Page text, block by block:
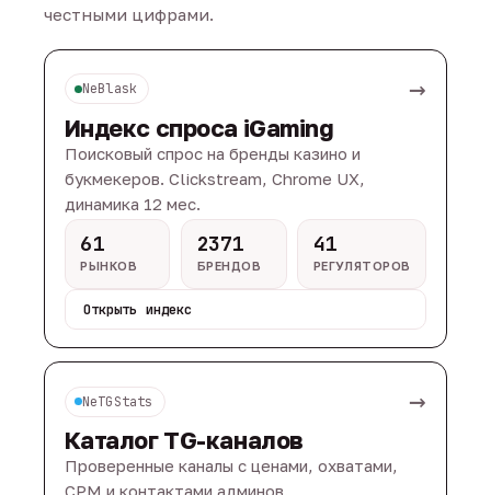
честными цифрами.
NeBlask →
Индекс спроса iGaming
Поисковый спрос на бренды казино и
букмекеров. Clickstream, Chrome UX,
динамика 12 мес.
61
РЫНКОВ
2371
БРЕНДОВ
41
РЕГУЛЯТОРОВ
Открыть индекс
NeTGStats →
Каталог TG-каналов
Проверенные каналы с ценами, охватами,
CPM и контактами админов.